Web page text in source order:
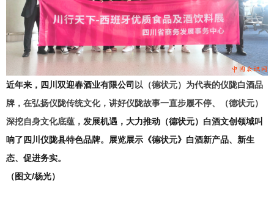
近年来，四川双迎春酒业有限公司 以（德状元）为代表的仪陇白酒品
牌，在弘扬仪陇传统文化，讲好仪陇故事一直步履不停、（德状元）
深挖自身文化底蕴， 发展机遇，大力推动（德状元）白酒文创领域叫
响了四川仪陇县特色品牌。展览展示《德状元》白酒新产品、新生
态、促进务实。
（图文/杨光）